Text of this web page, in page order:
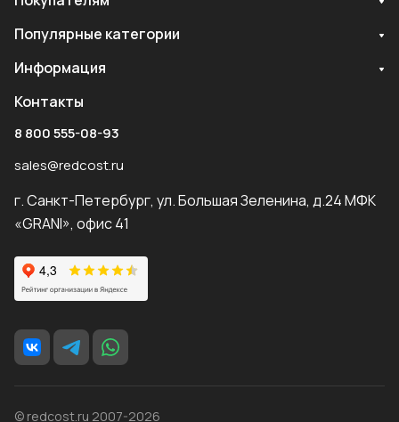
Популярные категории
Информация
Контакты
8 800 555-08-93
sales@redcost.ru
г. Санкт-Петербург, ул. Большая Зеленина, д.24 МФК
«GRANI», офис 41
© redcost.ru 2007-2026